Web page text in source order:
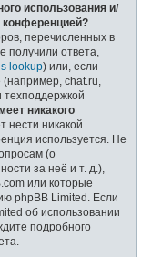
использования и/
конференцией?
перечисленных в
ответа,
lookup) или, если
chat.ru,
техподдержкой
никакого
нести никакой
используется. Не
(о
за неё и т. д.),
или которые
phpBB Limited. Если
об использовании
подробного